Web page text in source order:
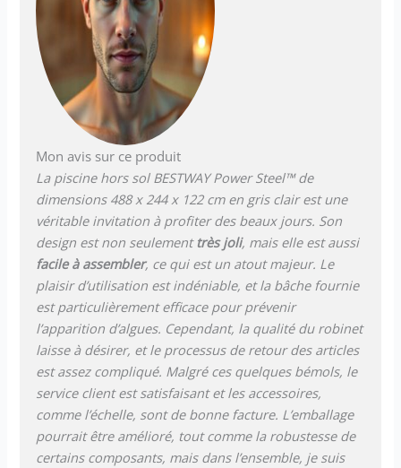
Mon avis sur ce produit
La piscine hors sol BESTWAY Power Steel™ de
dimensions 488 x 244 x 122 cm en gris clair est une
véritable invitation à profiter des beaux jours. Son
design est non seulement très joli, mais elle est aussi
facile à assembler, ce qui est un atout majeur. Le
plaisir d’utilisation est indéniable, et la bâche fournie
est particulièrement efficace pour prévenir
l’apparition d’algues. Cependant, la qualité du robinet
laisse à désirer, et le processus de retour des articles
est assez compliqué. Malgré ces quelques bémols, le
service client est satisfaisant et les accessoires,
comme l’échelle, sont de bonne facture. L’emballage
pourrait être amélioré, tout comme la robustesse de
certains composants, mais dans l’ensemble, je suis